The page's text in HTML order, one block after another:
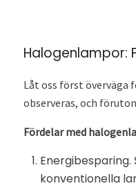
Halogenlampor:
Låt oss först överväga
observeras, och
Fördelar med
konventionella